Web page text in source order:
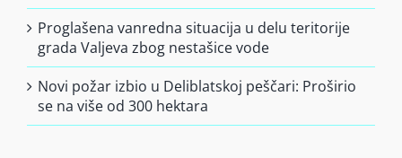
Proglašena vanredna situacija u delu teritorije
grada Valjeva zbog nestašice vode
Novi požar izbio u Deliblatskoj peščari: Proširio
se na više od 300 hektara